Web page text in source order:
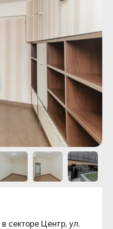
в секторе Центр, ул.